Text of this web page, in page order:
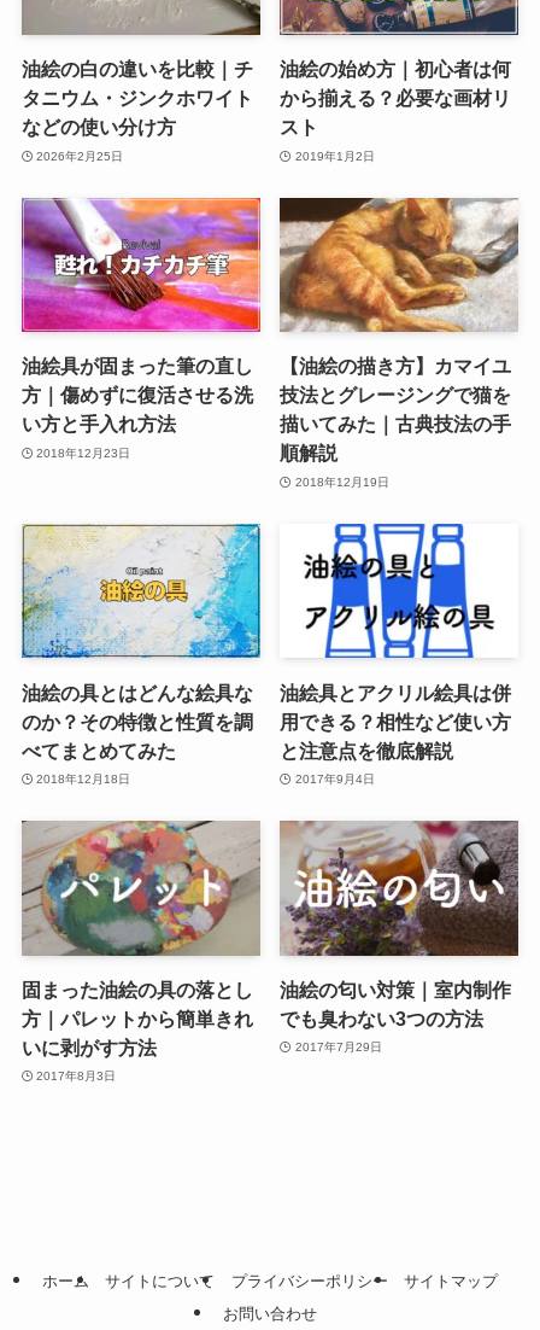
油絵の白の違いを比較｜チ
タニウム・ジンクホワイト
などの使い分け方
2026年2月25日
油絵の始め方｜初心者は何
から揃える？必要な画材リ
スト
2019年1月2日
油絵具が固まった筆の直し
方｜傷めずに復活させる洗
い方と手入れ方法
2018年12月23日
【油絵の描き方】カマイユ
技法とグレージングで猫を
描いてみた｜古典技法の手
順解説
2018年12月19日
油絵の具とはどんな絵具な
のか？その特徴と性質を調
べてまとめてみた
2018年12月18日
油絵具とアクリル絵具は併
用できる？相性など使い方
と注意点を徹底解説
2017年9月4日
固まった油絵の具の落とし
方｜パレットから簡単きれ
いに剥がす方法
2017年8月3日
油絵の匂い対策｜室内制作
でも臭わない3つの方法
2017年7月29日
ホーム サイトについて プライバシーポリシー
サイトマップ
お問い合わせ